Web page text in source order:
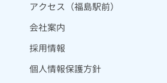
アクセス（福島駅前）
会社案内
採用情報
個人情報保護方針